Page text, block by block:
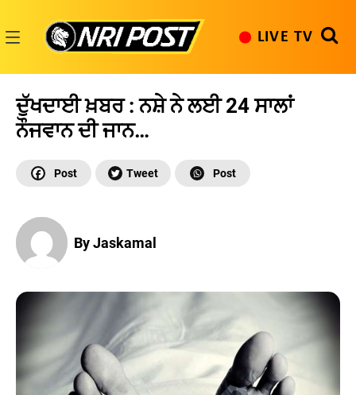
content
LIVE TV
ਦੁੱਖਦਾਈ ਖ਼ਬਰ : ਨਸ਼ੇ ਨੇ ਲਈ 24 ਸਾਲਾਂ
ਨੌਜਵਾਨ ਦੀ ਜਾਨ…
By Jaskamal